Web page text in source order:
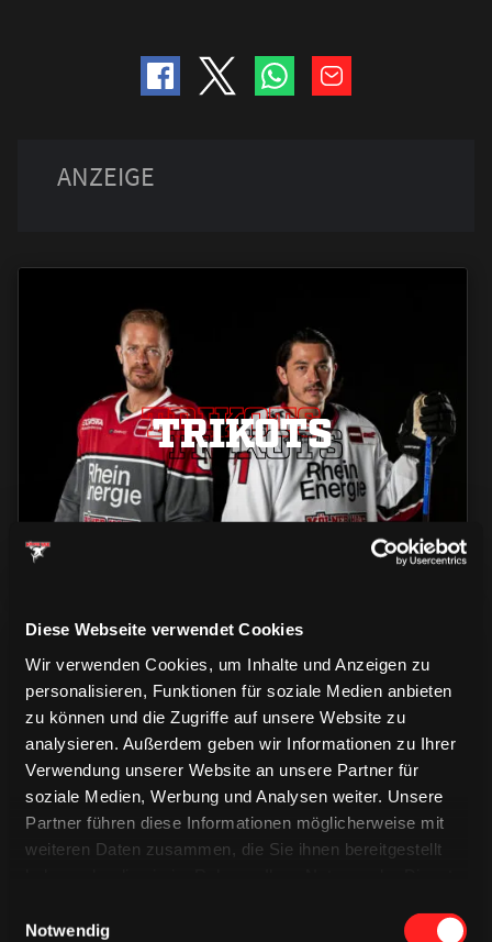
Diese Webseite verwendet Cookies
Wir verwenden Cookies, um Inhalte und Anzeigen zu
personalisieren, Funktionen für soziale Medien anbieten
zu können und die Zugriffe auf unsere Website zu
analysieren. Außerdem geben wir Informationen zu Ihrer
Verwendung unserer Website an unsere Partner für
soziale Medien, Werbung und Analysen weiter. Unsere
Partner führen diese Informationen möglicherweise mit
weiteren Daten zusammen, die Sie ihnen bereitgestellt
Notwendig
TRIKOTS
TRIKOTS
TRIKOTS
CAPS & CO
CAPS & CO
CAPS & CO